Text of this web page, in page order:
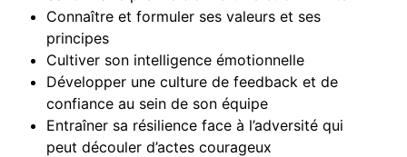
Connaître et formuler ses valeurs et ses
principes
Cultiver son intelligence émotionnelle
Développer une culture de feedback et de
confiance au sein de son équipe
Entraîner sa résilience face à l’adversité qui
peut découler d’actes courageux